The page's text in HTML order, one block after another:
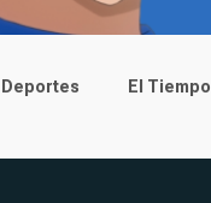
Deportes El Tiempo